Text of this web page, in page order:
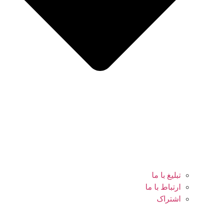
تبلیغ با ما
ارتباط با ما
اشتراک